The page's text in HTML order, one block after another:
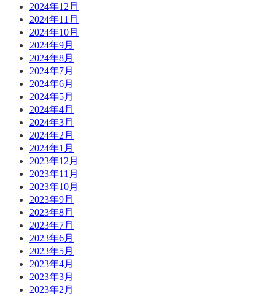
2024年12月
2024年11月
2024年10月
2024年9月
2024年8月
2024年7月
2024年6月
2024年5月
2024年4月
2024年3月
2024年2月
2024年1月
2023年12月
2023年11月
2023年10月
2023年9月
2023年8月
2023年7月
2023年6月
2023年5月
2023年4月
2023年3月
2023年2月